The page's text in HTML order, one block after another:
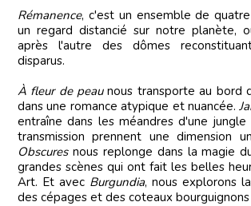
Rémanence, c'est un ensemble de
un regard distancié sur notre planète,
après l'autre des dômes
disparus.
À fleur de peaunous transporte au bord
dans une romance atypique et nuancée.
entraîne dans les méandres d'une
transmission prennent une dimension
Obscuresnous replonge dans la magie
grandes scènes qui ont fait les belles
Art. Et avec Burgundia, nous explorons
des cépages et des coteaux